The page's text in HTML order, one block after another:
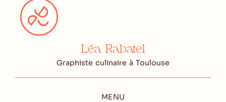
Léa Rabatel
Graphiste culinaire à Toulouse
MENU